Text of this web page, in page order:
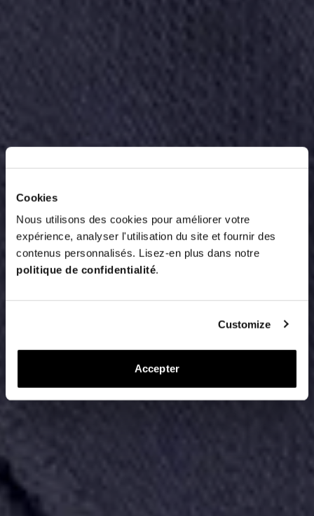
Cookies
Nous utilisons des cookies pour améliorer votre
expérience, analyser l'utilisation du site et fournir des
contenus personnalisés. Lisez-en plus dans notre
politique de confidentialité.
Customize
Accepter